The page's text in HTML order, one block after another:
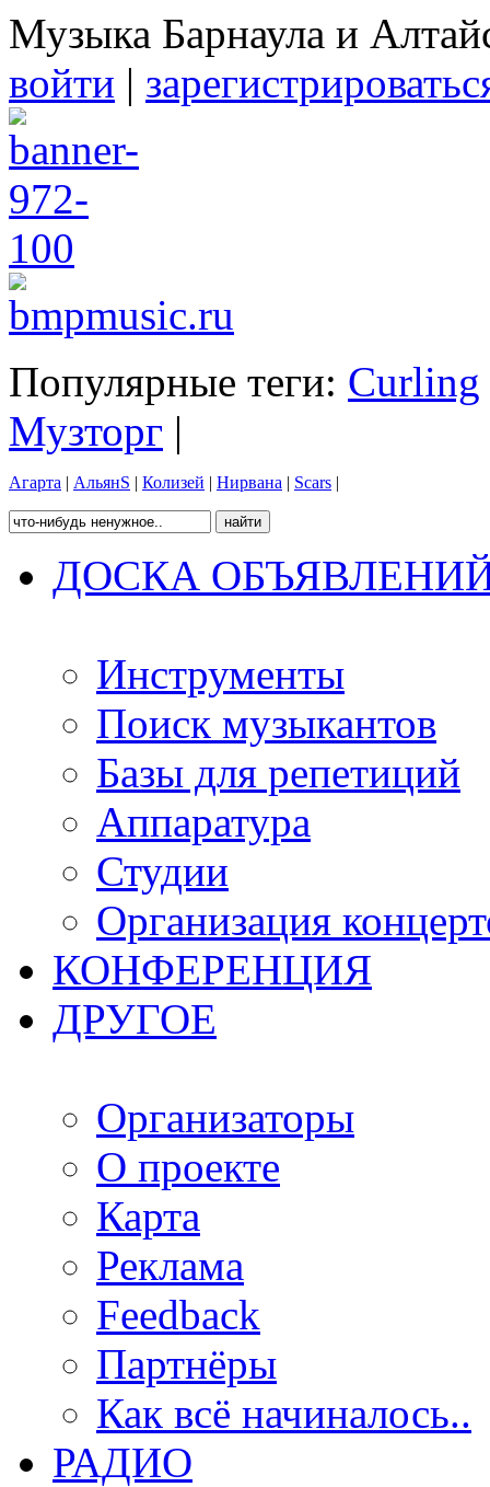
Музыка Барнаула и
войти |
Популярные теги: Curling
Музторг |
Агарта | АльянS | Колизей | Нирвана | Scars |
ДОСКА
Инструменты
Поиск музыкантов
Базы для репетиций
Аппаратура
Студии
Организация
КОНФЕРЕНЦИЯ
ДРУГОЕ
Организаторы
О проекте
Карта
Реклама
Feedback
Партнёры
Как всё начиналось..
РАДИО